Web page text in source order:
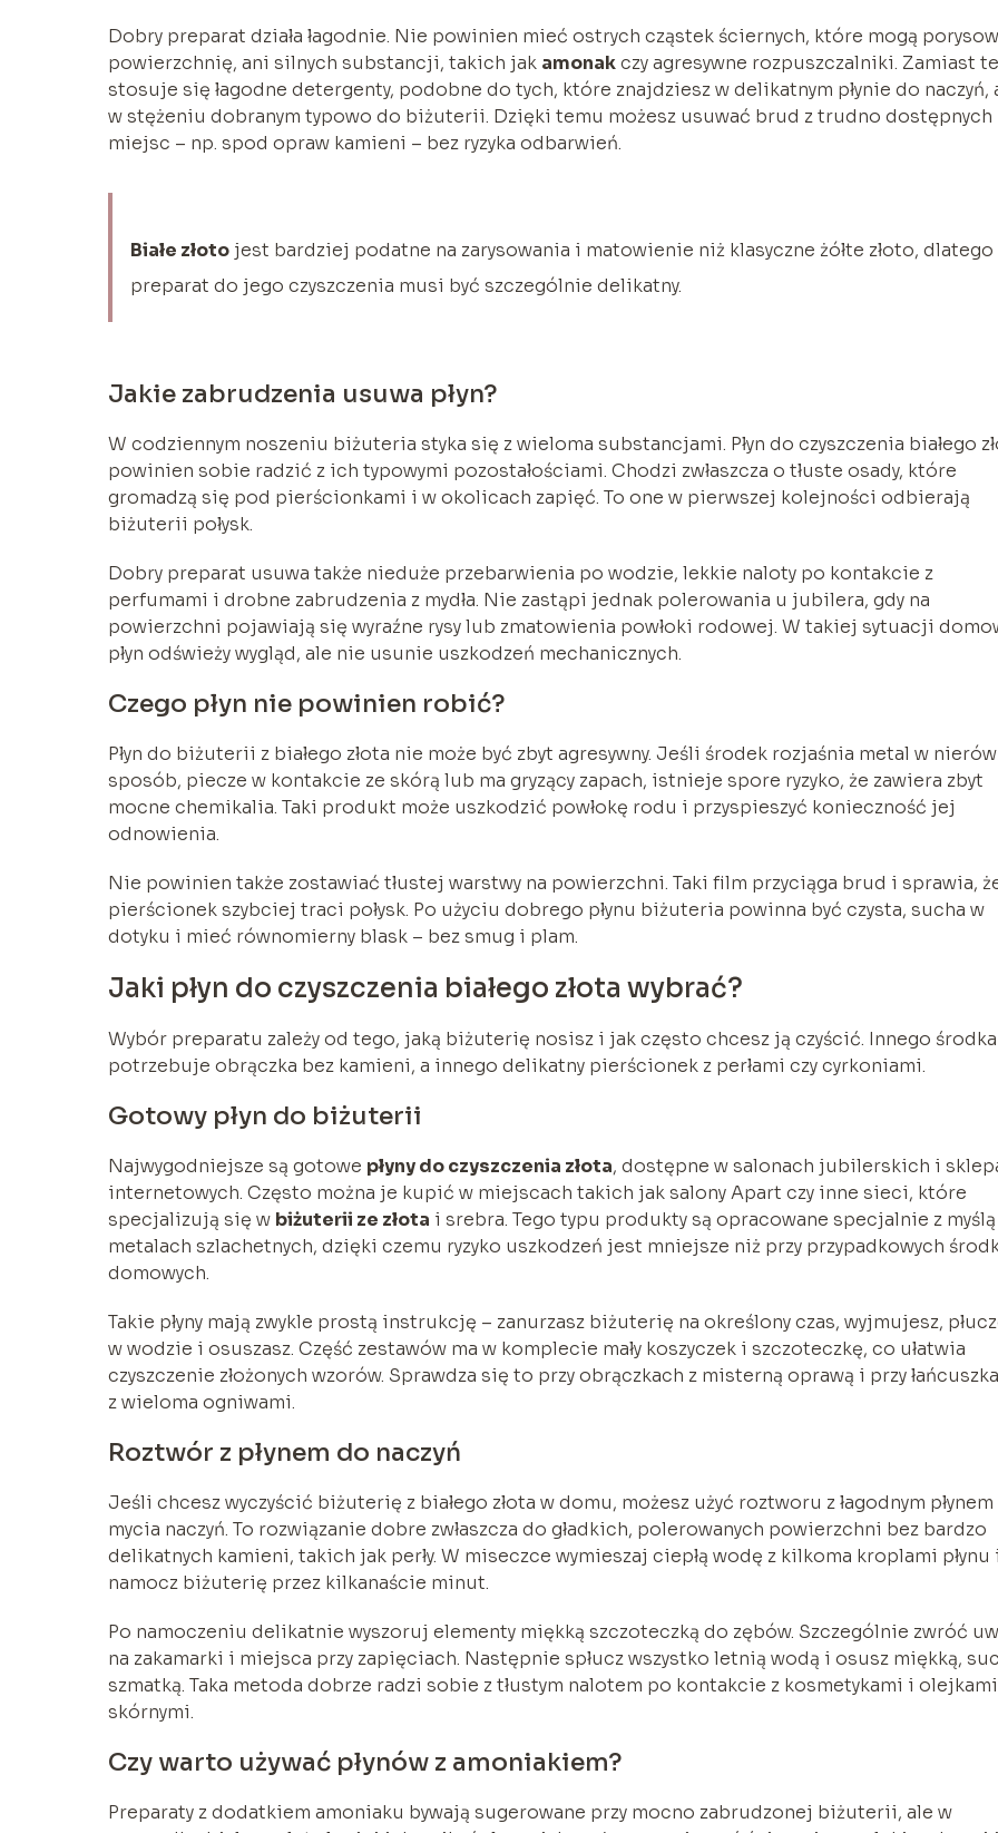
Dobry preparat działa łagodnie. Nie powinien mieć ostrych cząstek ściernych, które mogą
powierzchnię, ani silnych substancji, takich jak amonakczy agresywne rozpuszczalniki. Zamiast
stosuje się łagodne detergenty, podobne do tych, które znajdziesz w delikatnym płynie do naczyń,
w stężeniu dobranym typowo do biżuterii. Dzięki temu możesz usuwać brud z trudno dostępnych
miejsc – np. spod opraw kamieni – bez ryzyka odbarwień.
Białe złoto jest bardziej podatne na zarysowania i matowienie niż klasyczne żółte złoto, dlatego
preparat do jego czyszczenia musi być szczególnie delikatny.
Jakie zabrudzenia usuwa płyn?
W codziennym noszeniu biżuteria styka się z wieloma substancjami. Płyn do czyszczenia białego
powinien sobie radzić z ich typowymi pozostałościami. Chodzi zwłaszcza o tłuste osady, które
gromadzą się pod pierścionkami i w okolicach zapięć. To one w pierwszej kolejności odbierają
biżuterii połysk.
Dobry preparat usuwa także nieduże przebarwienia po wodzie, lekkie naloty po kontakcie z
perfumami i drobne zabrudzenia z mydła. Nie zastąpi jednak polerowania u jubilera, gdy na
powierzchni pojawiają się wyraźne rysy lub zmatowienia powłoki rodowej. W takiej sytuacji
płyn odświeży wygląd, ale nie usunie uszkodzeń mechanicznych.
Czego płyn nie powinien robić?
Płyn do biżuterii z białego złota nie może być zbyt agresywny. Jeśli środek rozjaśnia metal w
sposób, piecze w kontakcie ze skórą lub ma gryzący zapach, istnieje spore ryzyko, że zawiera zbyt
mocne chemikalia. Taki produkt może uszkodzić powłokę rodu i przyspieszyć konieczność jej
odnowienia.
Nie powinien także zostawiać tłustej warstwy na powierzchni. Taki film przyciąga brud i sprawia,
pierścionek szybciej traci połysk. Po użyciu dobrego płynu biżuteria powinna być czysta, sucha w
dotyku i mieć równomierny blask – bez smug i plam.
Jaki płyn do czyszczenia białego złota wybrać?
Wybór preparatu zależy od tego, jaką biżuterię nosisz i jak często chcesz ją czyścić. Innego środka
potrzebuje obrączka bez kamieni, a innego delikatny pierścionek z perłami czy cyrkoniami.
Gotowy płyn do biżuterii
Najwygodniejsze są gotowe płyny do czyszczenia złota, dostępne w salonach jubilerskich i
internetowych. Często można je kupić w miejscach takich jak salony Apart czy inne sieci, które
specjalizują się w biżuterii ze złota i srebra. Tego typu produkty są opracowane specjalnie z
metalach szlachetnych, dzięki czemu ryzyko uszkodzeń jest mniejsze niż przy przypadkowych
domowych.
Takie płyny mają zwykle prostą instrukcję – zanurzasz biżuterię na określony czas, wyjmujesz,
w wodzie i osuszasz. Część zestawów ma w komplecie mały koszyczek i szczoteczkę, co ułatwia
czyszczenie złożonych wzorów. Sprawdza się to przy obrączkach z misterną oprawą i przy
z wieloma ogniwami.
Roztwór z płynem do naczyń
Jeśli chcesz wyczyścić biżuterię z białego złota w domu, możesz użyć roztworu z łagodnym
mycia naczyń. To rozwiązanie dobre zwłaszcza do gładkich, polerowanych powierzchni bez bardzo
delikatnych kamieni, takich jak perły. W miseczce wymieszaj ciepłą wodę z kilkoma kroplami płynu i
namocz biżuterię przez kilkanaście minut.
Po namoczeniu delikatnie wyszoruj elementy miękką szczoteczką do zębów. Szczególnie zwróć
na zakamarki i miejsca przy zapięciach. Następnie spłucz wszystko letnią wodą i osusz miękką,
szmatką. Taka metoda dobrze radzi sobie z tłustym nalotem po kontakcie z kosmetykami i olejkami
skórnymi.
Czy warto używać płynów z amoniakiem?
Preparaty z dodatkiem amoniaku bywają sugerowane przy mocno zabrudzonej biżuterii, ale w